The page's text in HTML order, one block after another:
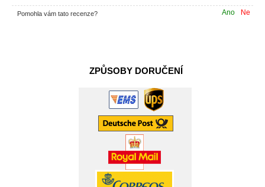
Ne
Ano
Pomohla vám tato recenze?
ZPŮSOBY DORUČENÍ